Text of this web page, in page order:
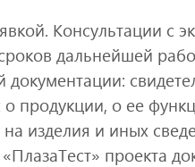
Консультации с
дальнейшей
продукции, о ее
изделия и иных
проекта